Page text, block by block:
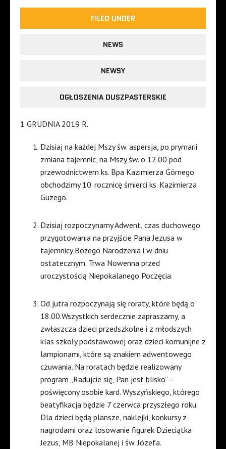
FILED UNDER
NEWS
NEWSY
OGŁOSZENIA DUSZPASTERSKIE
1 GRUDNIA 2019 R.
Dzisiaj na każdej Mszy św. aspersja, po prymarii
zmiana tajemnic, na Mszy św. o 12.00 pod
przewodnictwem ks. Bpa Kazimierza Górnego
obchodzimy 10. rocznicę śmierci ks. Kazimierza
Guzego.
Dzisiaj rozpoczynamy Adwent, czas duchowego
przygotowania na przyjście Pana Jezusa w
tajemnicy Bożego Narodzenia i w dniu
ostatecznym. Trwa Nowenna przed
uroczystością Niepokalanego Poczęcia.
Od jutra rozpoczynają się roraty, które będą o
18.00.Wszystkich serdecznie zapraszamy, a
zwłaszcza dzieci przedszkolne i z młodszych
klas szkoły podstawowej oraz dzieci komunijne z
lampionami, które są znakiem adwentowego
czuwania. Na roratach będzie realizowany
program „Radujcie się, Pan jest blisko” –
poświęcony osobie kard. Wyszyńskiego, którego
beatyfikacja będzie 7 czerwca przyszłego roku.
Dla dzieci będą plansze, naklejki, konkursy z
nagrodami oraz losowanie figurek Dzieciątka
Jezus, MB Niepokalanej i św. Józefa.